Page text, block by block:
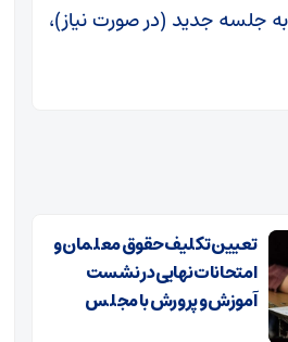
جلسه جدید (در صورت نیاز)،
تعیین تکلیف حقوق معلمان و
امتحانات نهایی در نشست
آموزش و پرورش با مجلس